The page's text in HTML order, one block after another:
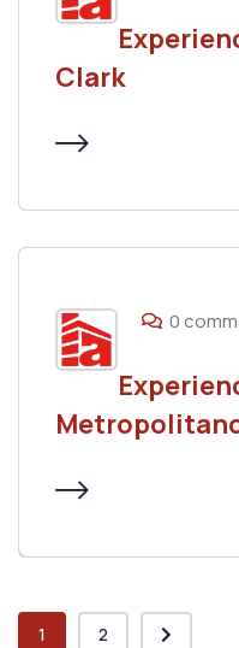
Clark
0
1 2